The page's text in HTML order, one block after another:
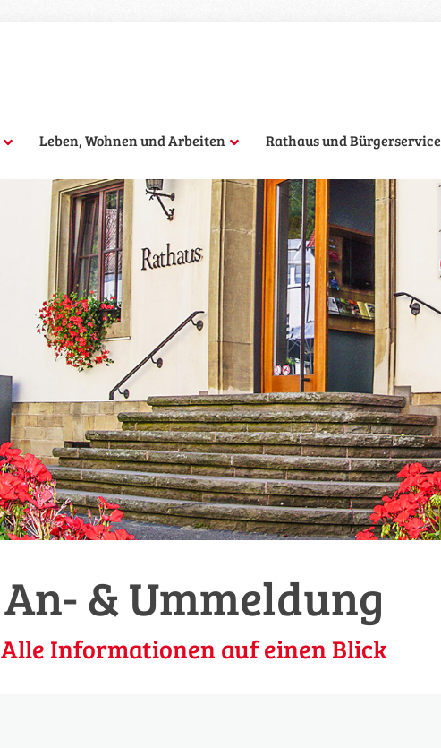
Leben, Wohnen und Arbeiten Rathaus und Bürgerservice
An- & Ummeldung
Alle Informationen auf einen Blick